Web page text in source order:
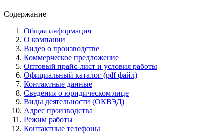
Содержание
Общая информация
О компании
Видео о производстве
Коммерческое предложение
Оптовый прайс-лист и условия работы
Официальный каталог (pdf файл)
Контактные данные
Сведения о юридическом лице
Виды деятельности (ОКВЭД)
Адрес производства
Режим работы
Контактные телефоны